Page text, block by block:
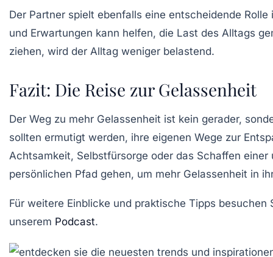
Der Partner spielt ebenfalls eine entscheidende
und Erwartungen kann helfen, die Last des Alltags
ziehen, wird der Alltag weniger belastend.
Fazit: Die Reise zur Gelassenheit
Der Weg zu mehr Gelassenheit ist kein gerader,
sollten ermutigt werden, ihre eigenen Wege zur
Achtsamkeit, Selbstfürsorge oder das Schaffen
persönlichen Pfad gehen, um mehr Gelassenheit in
Für weitere Einblicke und praktische Tipps besuchen
unserem Podcast.